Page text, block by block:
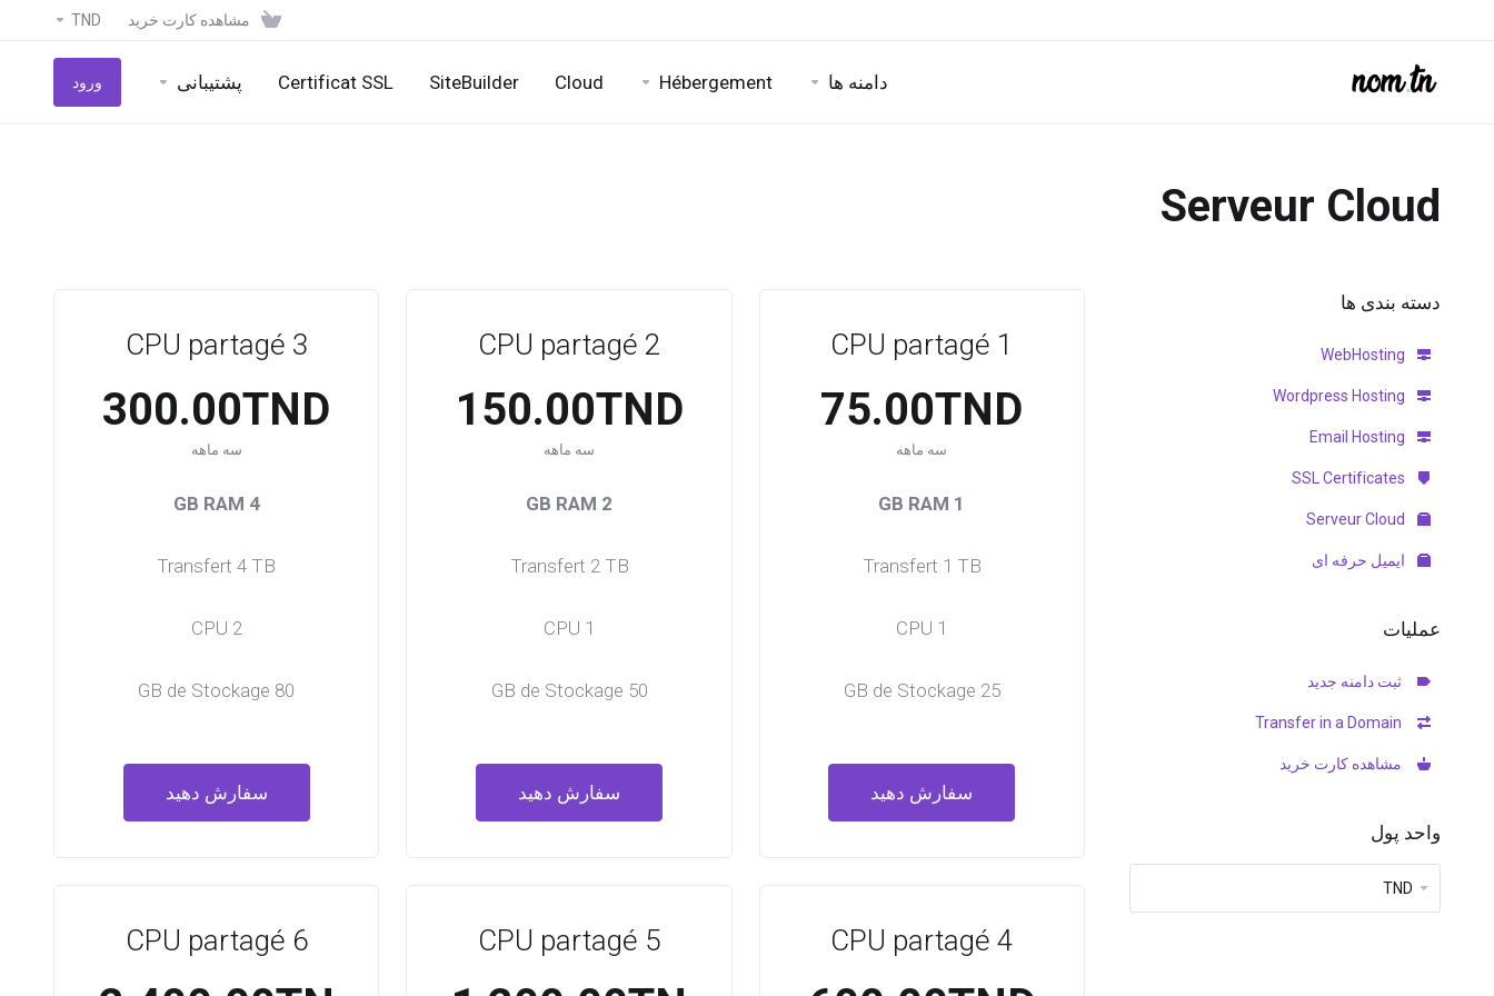
مشاهده کارت خرید TND
دامنه ها Hébergement
Cloud
SiteBuilder
Certificat SSL پشتیبانی ورود
Serveur Cloud
دسته بندی ها
ایمیل حرفه ای
عملیات
ثبت دامنه جدید
مشاهده کارت خرید
واحد پول
CPU partagé 1
75.00TND
سه ماهه
1 GB RAM
Transfert 1 TB
1 CPU
25 GB de Stockage
سفارش دهید
CPU partagé 2
150.00TND
سه ماهه
2 GB RAM
Transfert 2 TB
1 CPU
50 GB de Stockage
سفارش دهید
CPU partagé 3
300.00TND
سه ماهه
4 GB RAM
Transfert 4 TB
2 CPU
80 GB de Stockage
سفارش دهید
CPU partagé 4
CPU partagé 5
CPU partagé 6